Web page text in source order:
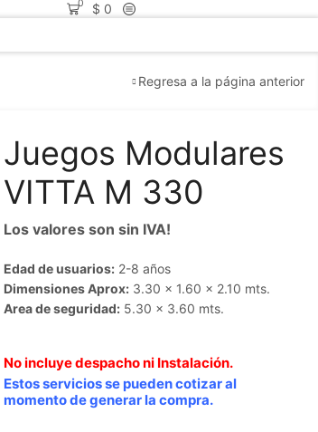
0 $ 0
Regresa a la página anterior
Juegos Modulares
VITTA M 330
Los valores son sin IVA!
Edad de usuarios: 2-8 años
Dimensiones Aprox: 3.30 x 1.60 x 2.10 mts.
Area de seguridad: 5.30 x 3.60 mts.
No incluye despacho ni Instalación.
Estos servicios se pueden cotizar al
momento de generar la compra.